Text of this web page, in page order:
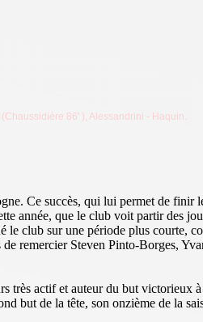
86' ), Alessandrini - Haquin.
Ce succès, qui lui permet de finir
année, que le club voit partir des
club sur une période plus courte,
remercier Steven Pinto-Borges,
actif et auteur du but victorieux
but de la tête, son onzième de la